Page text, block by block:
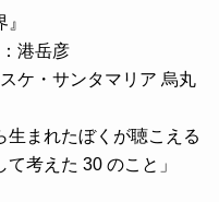
港岳彦
ケ・サンタマリア 烏丸
生まれたぼくが聴こえる
考えた 30 のこと」